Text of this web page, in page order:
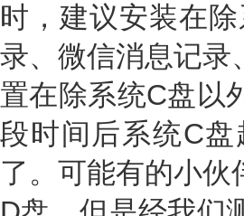
时，建议安装在
录、微信消息记录
置在除系统C盘以
段时间后系统C
了。可能有的小伙